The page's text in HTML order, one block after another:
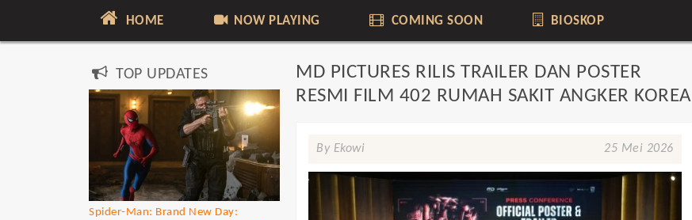
HOME NOW PLAYING COMING SOON BIOSKOP
MD PICTURES RILIS TRAILER DAN POSTER
RESMI FILM 402 RUMAH SAKIT ANGKER KOREA
By Ekowi 25 Mei 2026
TOP UPDATES
Spider-Man: Brand New Day: